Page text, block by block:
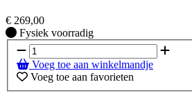
€ 269,00
Fysiek voorradig
Fysiek voorradig
Voeg toe aan winkelmandje
Voeg toe aan favorieten